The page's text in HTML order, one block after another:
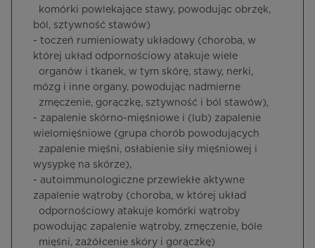
komórki powlekające stawy, powodując obrzęk,
ból, sztywność stawów)
- toczeń rumieniowaty układowy (choroba, w
której układ odpornościowy atakuje wiele
organów i tkanek, w tym skórę, stawy, nerki,
mózg i inne organy, powodując nadmierne
zmęczenie, gorączkę, sztywność i ból stawów),
- zapalenie skórno-mięśniowe i (lub) zapalenie
wielomięśniowe (grupa chorób powodujących
zapalenie mięśni, osłabienie siły mięśniowej i
wysypkę na skórze),
- autoimmunologiczne przewlekłe aktywne
zapalenie wątroby (choroba, w której układ
odpornościowy atakuje komórki wątroby
powodując zapalenie wątroby, zmęczenie, bóle
mięśni, zażółcenie skóry i gorączkę)